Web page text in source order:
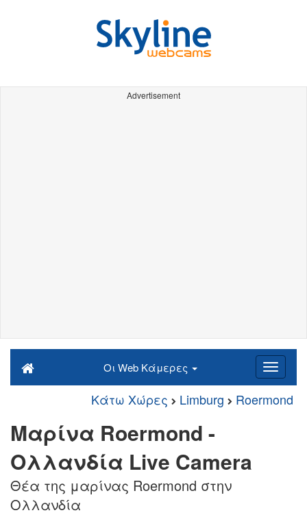
Advertisement
Οι Web Κάμερες
Κάτω Χώρες Limburg Roermond
Μαρίνα Roermond -
Ολλανδία Live Camera
Θέα της μαρίνας Roermond στην
Ολλανδία